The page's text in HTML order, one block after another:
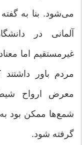
می‌شود. بنا به
آلمانی در
غیرمستقیم اما
مردم باور
معرض ارواح
شمع‌ها ممکن بود
گرفته شود.